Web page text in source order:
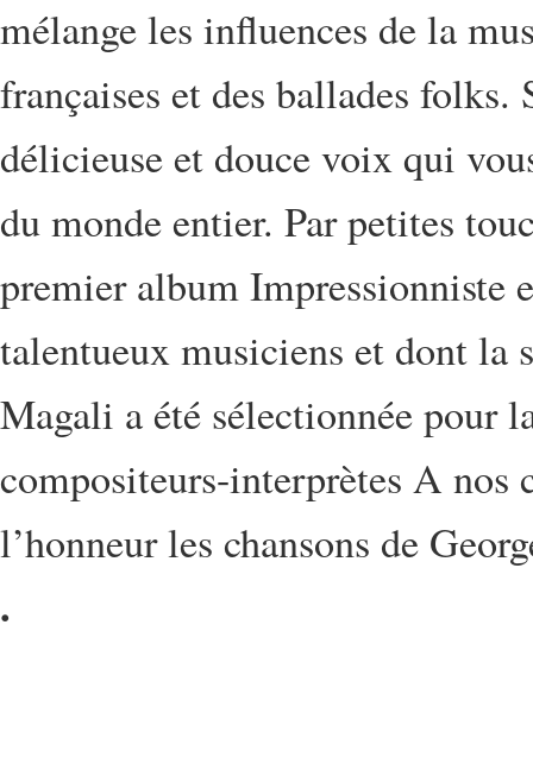
mélange les influences de la
françaises et des ballades folks.
délicieuse et douce voix qui
du monde entier. Par petites
premier album Impressionniste
talentueux musiciens et dont la
Magali a été sélectionnée pour
compositeurs-interprètes A nos
l’honneur les chansons de
.